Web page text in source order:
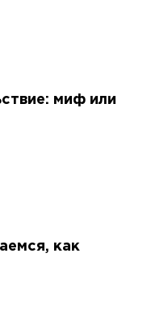
миф или
как